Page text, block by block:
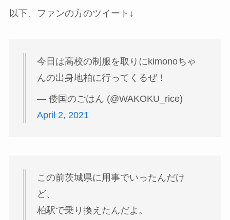
以下、ファンの方のツイート↓
今日は高校の制服を取りにkimonoちゃ
んの出身地柏に行ってくるぜ！
— 倭国のごはん (@WAKOKU_rice)
April 2, 2021
この前茨城県に用事でいったんだけ
ど、
柏駅で乗り換えたんだよ。